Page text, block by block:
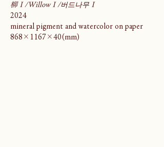
柳Ⅰ/WillowⅠ/버드나무Ⅰ
2024
mineral pigment and watercolor on paper
868×1167×40(mm)